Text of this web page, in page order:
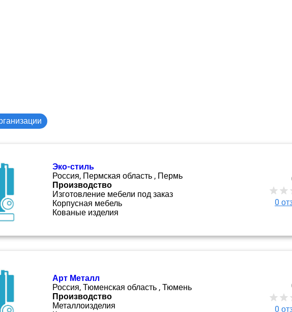
Эко-стиль
Россия, Пермская область , Пермь
Производство
Изготовление мебели под заказ
Корпусная мебель
Кованые изделия
0
Арт Металл
Россия, Тюменская область , Тюмень
Производство
Металлоизделия
0